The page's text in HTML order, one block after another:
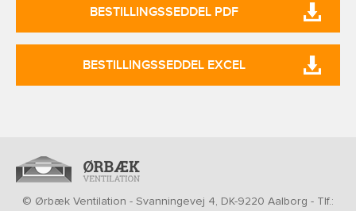
BESTILLINGSSEDDEL PDF
BESTILLINGSSEDDEL EXCEL
© Ørbæk Ventilation - Svanningevej 4, DK-9220 Aalborg - Tlf.: